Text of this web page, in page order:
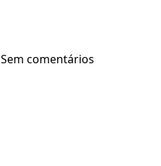
Sem comentários